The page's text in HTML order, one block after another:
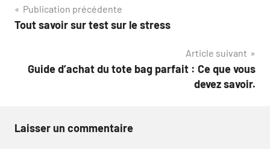
Navigation
de
Publication précédente
Tout savoir sur test sur le stress
Article suivant
Guide d’achat du tote bag parfait : Ce que vous
devez savoir.
Laisser un commentaire